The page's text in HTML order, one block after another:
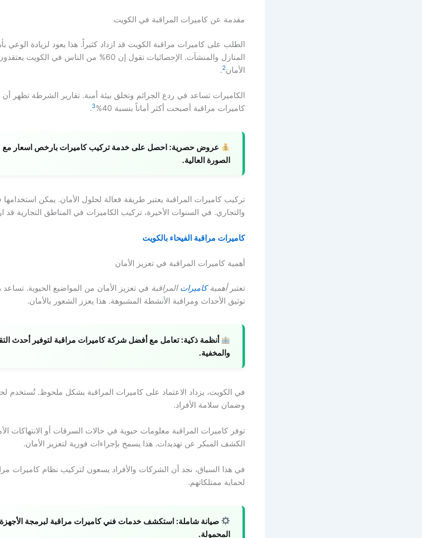
مقدمة عن كاميرات المراقبة في الكويت
الطلب على كاميرات مراقبة الكويت قد ازداد كثيراً. هذا يعود لزيادة الوعي
المنازل والمنشآت. الإحصائيات تقول إن 60% من الناس
الأمان2
.
الكاميرات تساعد في ردع الجرائم وتخلق بيئة أمنة. تقارير الشرطة تظهر أن
كاميرات مراقبة أصبحت أكثر أماناً بنسبة 40%
3
.
عروض حصرية: احصل على خدمة تركيب كاميرات بارخص اسعار
الصورة العالية.
تركيب كاميرات المراقبة يعتبر طريقة فعالة لحلول الأمان. يمكن استخدامها
والتجاري. في السنوات الأخيرة، تركيب الكاميرات في المناطق التجارية قد
كاميرات مراقبة الفيحاء بالكويت
أهمية كاميرات المراقبة في تعزيز الأمان
تعتبرأهميةكاميرات المراقبة في تعزيز الأمان من المواضيع الحيوية.
توثيق الأحداث ومراقبة الأنشطة المشبوهة. هذا يعزز الشعور بالأمان.
أنظمة ذكية:تعامل مع أفضل شركة كاميرات مراقبة لتوفير أحدث
والمخفية.
في الكويت، يزداد الاعتماد على كاميرات المراقبة بشكل ملحوظ. تُستخدم
وضمان سلامة الأفراد.
توفر كاميرات المراقبة معلومات حيوية في حالات السرقات أو الانتهاكات
الكشف المبكر عن تهديدات. هذا يسمح بإجراءات فورية لتعزيز الأمان.
في هذا السياق، نجد أن الشركات والأفراد يسعون لتركيب نظام كاميرات
لحماية ممتلكاتهم.
صيانة شاملة: استكشف خدمات فني كاميرات مراقبة لبرمجة الأجهزة
المحمولة.